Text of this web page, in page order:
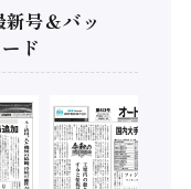
号＆バッ
ド